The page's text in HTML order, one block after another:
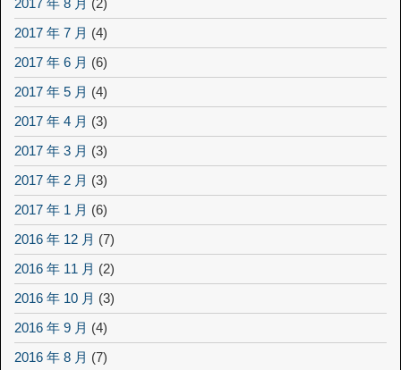
2017 年 8 月 (2)
2017 年 7 月 (4)
2017 年 6 月 (6)
2017 年 5 月 (4)
2017 年 4 月 (3)
2017 年 3 月 (3)
2017 年 2 月 (3)
2017 年 1 月 (6)
2016 年 12 月 (7)
2016 年 11 月 (2)
2016 年 10 月 (3)
2016 年 9 月 (4)
2016 年 8 月 (7)